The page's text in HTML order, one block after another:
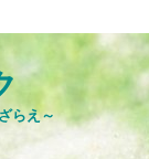
らえ～